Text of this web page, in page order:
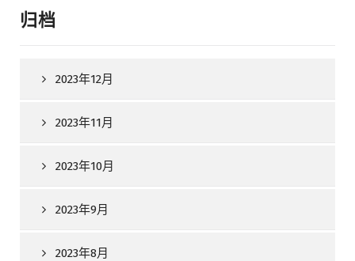
归档
2023年12月
2023年11月
2023年10月
2023年9月
2023年8月